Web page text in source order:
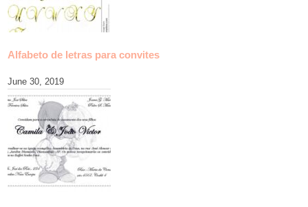
Alfabeto de letras para convites
June 30, 2019